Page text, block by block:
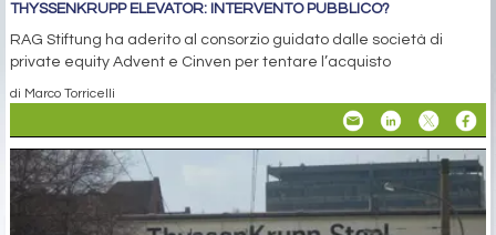
THYSSENKRUPP ELEVATOR: INTERVENTO PUBBLICO?
RAG Stiftung ha aderito al consorzio guidato dalle società di
private equity Advent e Cinven per tentare l’acquisto
di Marco Torricelli